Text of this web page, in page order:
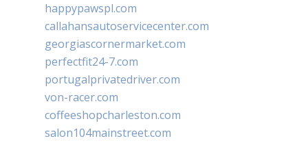
happypawspl.com
callahansautoservicecenter.com
georgiascornermarket.com
perfectfit24-7.com
portugalprivatedriver.com
von-racer.com
coffeeshopcharleston.com
salon104mainstreet.com